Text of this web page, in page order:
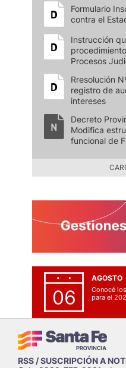
Formulario
contra el
Instrucción
Procesos
Rresolución
registro de
intereses
Decreto
Modifica
funcional de
06
AGOSTO
Conocé
para el
RSS / SUSCRIPCIÓN A